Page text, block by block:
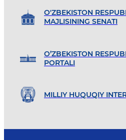
O'ZBEKISTON
MAJLISINING SENATI
O’ZBEKISTON
PORTALI
MILLIY HUQUQIY